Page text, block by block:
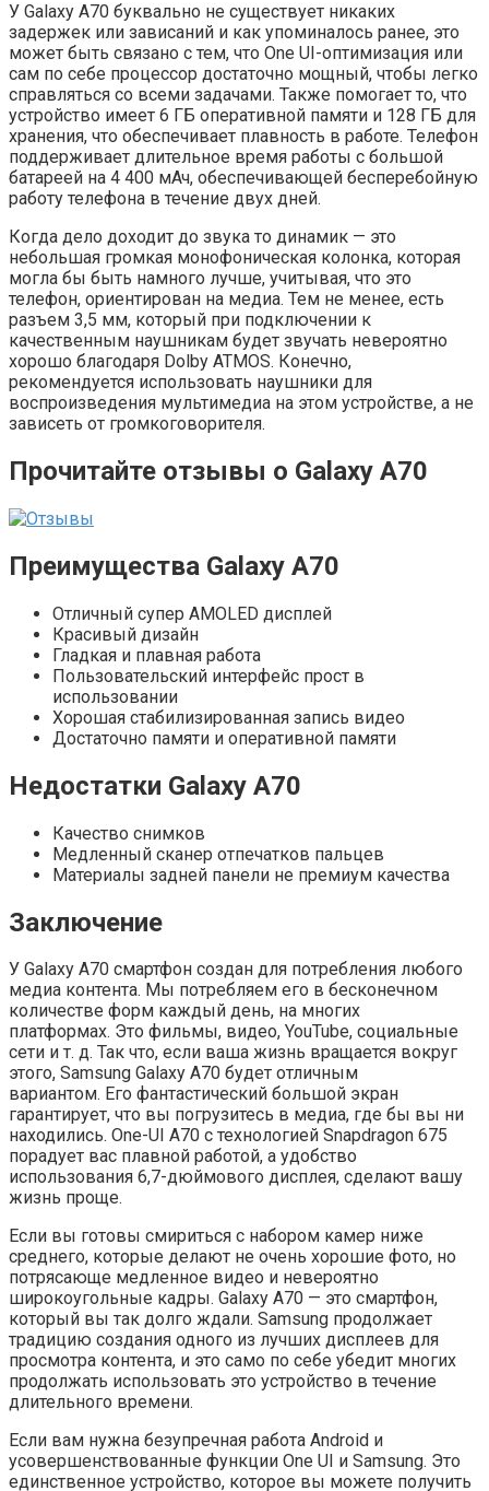
У Galaxy A70 буквально не существует никаких
задержек или зависаний и как упоминалось ранее, это
может быть связано с тем, что One UI-оптимизация или
сам по себе процессор достаточно мощный, чтобы легко
справляться со всеми задачами. Также помогает то, что
устройство имеет 6 ГБ оперативной памяти и 128 ГБ для
хранения, что обеспечивает плавность в работе. Телефон
поддерживает длительное время работы с большой
батареей на 4 400 мАч, обеспечивающей бесперебойную
работу телефона в течение двух дней.
Когда дело доходит до звука то динамик — это
небольшая громкая монофоническая колонка, которая
могла бы быть намного лучше, учитывая, что это
телефон, ориентирован на медиа. Тем не менее, есть
разъем 3,5 мм, который при подключении к
качественным наушникам будет звучать невероятно
хорошо благодаря Dolby ATMOS. Конечно,
рекомендуется использовать наушники для
воспроизведения мультимедиа на этом устройстве, а не
зависеть от громкоговорителя.
Прочитайте отзывы о Galaxy A70
Преимущества Galaxy A70
Отличный супер AMOLED дисплей
Красивый дизайн
Гладкая и плавная работа
Пользовательский интерфейс прост в
использовании
Хорошая стабилизированная запись видео
Достаточно памяти и оперативной памяти
Недостатки Galaxy A70
Качество снимков
Медленный сканер отпечатков пальцев
Материалы задней панели не премиум качества
Заключение
У Galaxy A70 смартфон создан для потребления любого
медиа контента. Мы потребляем его в бесконечном
количестве форм каждый день, на многих
платформах. Это фильмы, видео, YouTube, социальные
сети и т. д. Так что, если ваша жизнь вращается вокруг
этого, Samsung Galaxy A70 будет отличным
вариантом. Его фантастический большой экран
гарантирует, что вы погрузитесь в медиа, где бы вы ни
находились. One-UI A70 с технологией Snapdragon 675
порадует вас плавной работой, а удобство
использования 6,7-дюймового дисплея, сделают вашу
жизнь проще.
Если вы готовы смириться с набором камер ниже
среднего, которые делают не очень хорошие фото, но
потрясающе медленное видео и невероятно
широкоугольные кадры. Galaxy A70 — это смартфон,
который вы так долго ждали. Samsung продолжает
традицию создания одного из лучших дисплеев для
просмотра контента, и это само по себе убедит многих
продолжать использовать это устройство в течение
длительного времени.
Если вам нужна безупречная работа Android и
усовершенствованные функции One UI и Samsung. Это
единственное устройство, которое вы можете получить